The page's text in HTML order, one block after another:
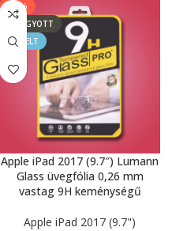
-11%
ELFOGYOTT
KIEMELT
Apple iPad 2017 (9.7″) Lumann
Glass üvegfólia 0,26 mm
vastag 9H keménységű
Apple iPad 2017 (9.7")